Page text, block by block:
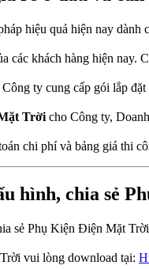
hiệu quả hiện nay
khách hàng hiện
ty cung cấp gói lắp
Trời cho Công ty,
chi phí và bảng giá thi
hình, chia sẻ
sẻ Phụ Kiện Điện Mặt
vui lòng download tại: